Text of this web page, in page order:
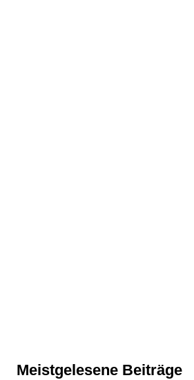
Meistgelesene Beiträge